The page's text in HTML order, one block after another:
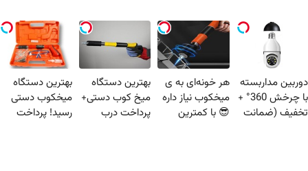
دوربین مداربسته
با چرخش 360° +
تخفیف (ضمانت
هر خونه‌ای به ی
میخکوب نیاز داره
😎 با کمترین
بهترین دستگاه
میخ کوب دستی+
پرداخت درب
بهترین دستگاه
میخکوب دستی
رسید! پرداخت